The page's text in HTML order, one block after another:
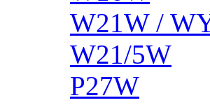
W21W /
W21/5W
P27W